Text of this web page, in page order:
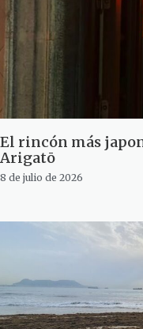
El rincón más
Arigatō
8 de julio de 2026